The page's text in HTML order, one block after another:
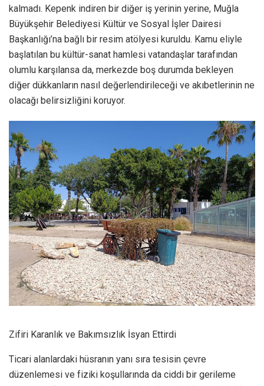
kalmadı. Kepenk indiren bir diğer iş yerinin yerine, Muğla
Büyükşehir Belediyesi Kültür ve Sosyal İşler Dairesi
Başkanlığı’na bağlı bir resim atölyesi kuruldu. Kamu eliyle
başlatılan bu kültür-sanat hamlesi vatandaşlar tarafından
olumlu karşılansa da, merkezde boş durumda bekleyen
diğer dükkanların nasıl değerlendirileceği ve akıbetlerinin ne
olacağı belirsizliğini koruyor.
Zifiri Karanlık ve Bakımsızlık İsyan Ettirdi
Ticari alanlardaki hüsranın yanı sıra tesisin çevre
düzenlemesi ve fiziki koşullarında da ciddi bir gerileme